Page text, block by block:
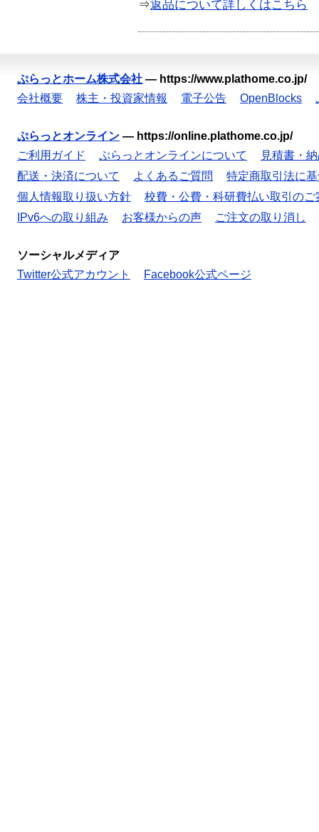
⇒返品について詳しくはこちら
ぷらっとホーム株式会社 — https://www.plathome.co.jp/
会社概要
株主・投資家情報 電子公告 OpenBlocks
ぷらっとオンライン — https://online.plathome.co.jp/
ご利用ガイド
ぷらっとオンラインについて
見積書・
配送・決済について
よくあるご質問
特定商取引法に
個人情報取り扱い方針
校費・公費・科研費払い取引のご
IPv6への取り組み
お客様からの声 ご注文の取り消し
ソーシャルメディア
Twitter公式アカウント
Facebook公式ページ